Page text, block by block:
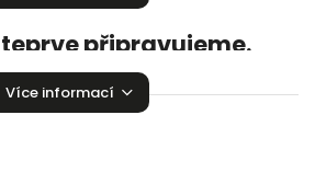
připravujeme.
na ostatní kategorie.
Více informací